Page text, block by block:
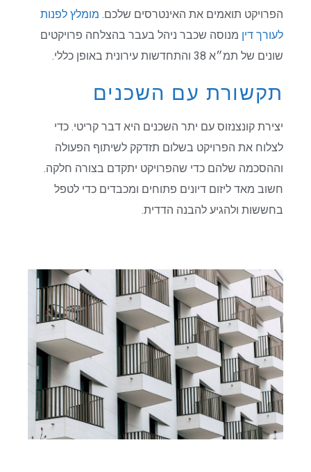
הפרויקט תואמים את האינטרסים שלכם.מומלץ לפנות
לעורך דיןמנוסה שכבר ניהל בעבר בהצלחה פרויקטים
שונים של תמ״א 38 והתחדשות עירונית באופן כללי.
תקשורת עם השכנים
יצירת קונצנזוס עם יתר השכנים היא דבר קריטי. כדי
לצלוח את הפרויקט בשלום תזדקק לשיתוף הפעולה
וההסכמה שלהם כדי שהפרויקט יתקדם בצורה חלקה.
חשוב מאד ליזום דיונים פתוחים ומכבדים כדי לטפל
בחששות ולהגיע להבנה הדדית.